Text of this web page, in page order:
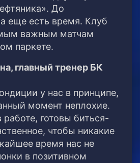
До
еще есть время. Клуб
важным матчам
паркете.
главный тренер БК
у нас в принципе,
момент неплохие.
готовы биться-
чтобы никакие
время нас не
в позитивном